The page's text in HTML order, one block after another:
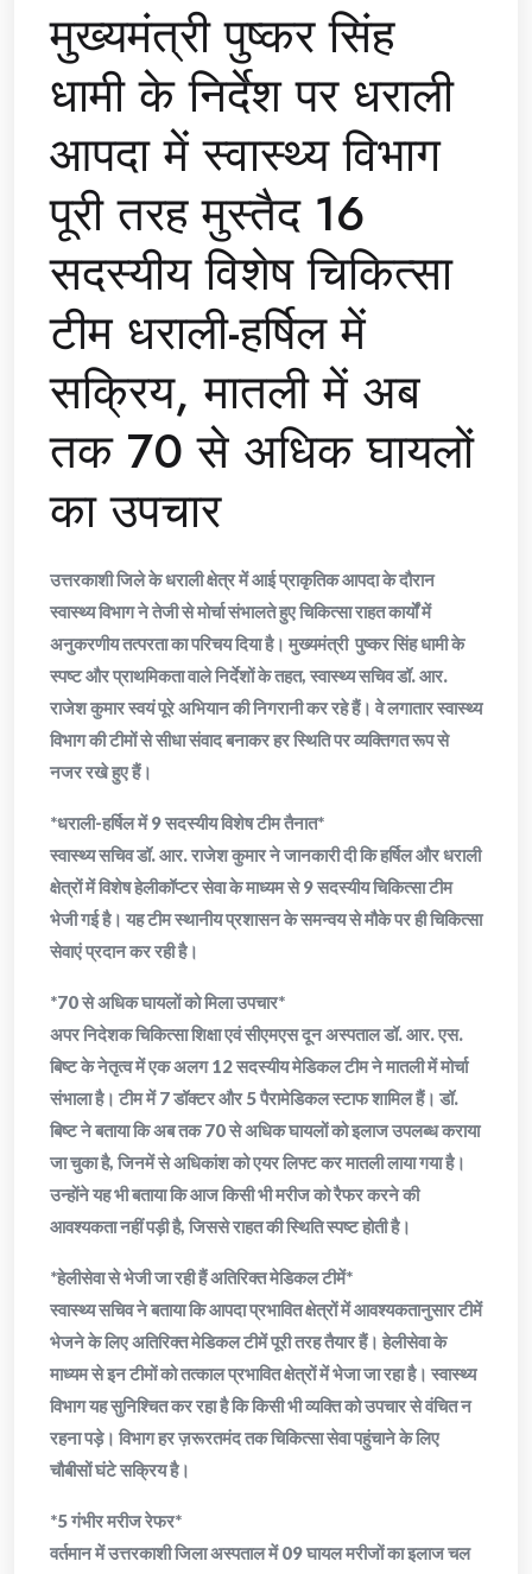
मुख्यमंत्री पुष्कर सिंह
धामी के निर्देश पर धराली
आपदा में स्वास्थ्य विभाग
पूरी तरह मुस्तैद 16
सदस्यीय विशेष चिकित्सा
टीम धराली-हर्षिल में
सक्रिय, मातली में अब
तक 70 से अधिक घायलों
का उपचार
उत्तरकाशी जिले के धराली क्षेत्र में आई प्राकृतिक आपदा के दौरान
स्वास्थ्य विभाग ने तेजी से मोर्चा संभालते हुए चिकित्सा राहत कार्यों में
अनुकरणीय तत्परता का परिचय दिया है। मुख्यमंत्री पुष्कर सिंह धामी के
स्पष्ट और प्राथमिकता वाले निर्देशों के तहत, स्वास्थ्य सचिव डॉ. आर.
राजेश कुमार स्वयं पूरे अभियान की निगरानी कर रहे हैं। वे लगातार स्वास्थ्य
विभाग की टीमों से सीधा संवाद बनाकर हर स्थिति पर व्यक्तिगत रूप से
नजर रखे हुए हैं।
*धराली-हर्षिल में 9 सदस्यीय विशेष टीम तैनात*
स्वास्थ्य सचिव डॉ. आर. राजेश कुमार ने जानकारी दी कि हर्षिल और धराली
क्षेत्रों में विशेष हेलीकॉप्टर सेवा के माध्यम से 9 सदस्यीय चिकित्सा टीम
भेजी गई है। यह टीम स्थानीय प्रशासन के समन्वय से मौके पर ही चिकित्सा
सेवाएं प्रदान कर रही है।
*70 से अधिक घायलों को मिला उपचार*
अपर निदेशक चिकित्सा शिक्षा एवं सीएमएस दून अस्पताल डॉ. आर. एस.
बिष्ट के नेतृत्व में एक अलग 12 सदस्यीय मेडिकल टीम ने मातली में मोर्चा
संभाला है। टीम में 7 डॉक्टर और 5 पैरामेडिकल स्टाफ शामिल हैं। डॉ.
बिष्ट ने बताया कि अब तक 70 से अधिक घायलों को इलाज उपलब्ध कराया
जा चुका है, जिनमें से अधिकांश को एयर लिफ्ट कर मातली लाया गया है।
उन्होंने यह भी बताया कि आज किसी भी मरीज को रैफर करने की
आवश्यकता नहीं पड़ी है, जिससे राहत की स्थिति स्पष्ट होती है।
*हेलीसेवा से भेजी जा रही हैं अतिरिक्त मेडिकल टीमें*
स्वास्थ्य सचिव ने बताया कि आपदा प्रभावित क्षेत्रों में आवश्यकतानुसार टीमें
भेजने के लिए अतिरिक्त मेडिकल टीमें पूरी तरह तैयार हैं। हेलीसेवा के
माध्यम से इन टीमों को तत्काल प्रभावित क्षेत्रों में भेजा जा रहा है। स्वास्थ्य
विभाग यह सुनिश्चित कर रहा है कि किसी भी व्यक्ति को उपचार से वंचित न
रहना पड़े। विभाग हर ज़रूरतमंद तक चिकित्सा सेवा पहुंचाने के लिए
चौबीसों घंटे सक्रिय है।
*5 गंभीर मरीज रेफर*
वर्तमान में उत्तरकाशी जिला अस्पताल में 09 घायल मरीजों का इलाज चल